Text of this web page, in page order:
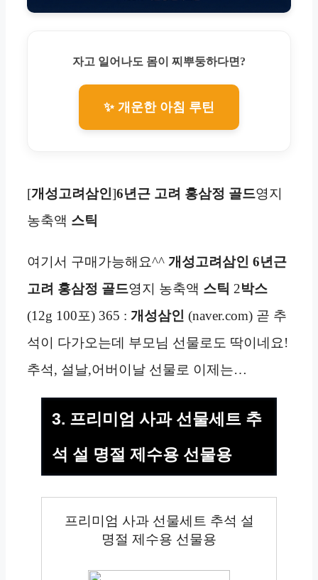
자고 일어나도 몸이 찌뿌둥하다면?
✨ 개운한 아침 루틴
[개성고려삼인]6년근 고려 홍삼정 골드영지
농축액 스틱
여기서 구매가능해요^^ 개성고려삼인 6년근
고려 홍삼정 골드영지 농축액 스틱 2박스
(12g 100포) 365 : 개성삼인 (naver.com) 곧 추
석이 다가오는데 부모님 선물로도 딱이네요!
추석, 설날,어버이날 선물로 이제는…
3. 프리미엄 사과 선물세트 추
석 설 명절 제수용 선물용
프리미엄 사과 선물세트 추석 설
명절 제수용 선물용